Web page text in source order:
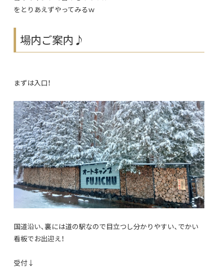
をとりあえずやってみるｗ
場内ご案内♪
まずは入口！
国道沿い、裏には道の駅なので目立つし分かりやすい、でかい
看板でお出迎え！
受付↓